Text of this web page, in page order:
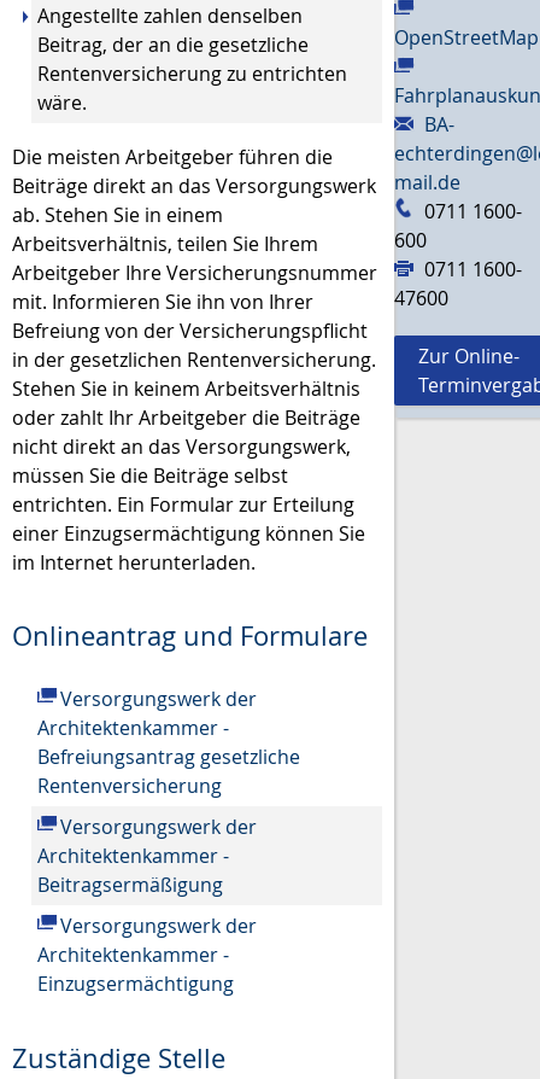
Angestellte zahlen denselben
Beitrag, der an die gesetzliche
Rentenversicherung zu entrichten
wäre.
Die meisten Arbeitgeber führen die
Beiträge direkt an das Versorgungswerk
ab. Stehen Sie in einem
Arbeitsverhältnis, teilen Sie Ihrem
Arbeitgeber Ihre Versicherungsnummer
mit. Informieren Sie ihn von Ihrer
Befreiung von der Versicherungspflicht
in der gesetzlichen Rentenversicherung.
Stehen Sie in keinem Arbeitsverhältnis
oder zahlt Ihr Arbeitgeber die Beiträge
nicht direkt an das Versorgungswerk,
müssen Sie die Beiträge selbst
entrichten. Ein Formular zur Erteilung
einer Einzugsermächtigung können Sie
im Internet herunterladen.
Onlineantrag und Formulare
Versorgungswerk der
Architektenkammer -
Befreiungsantrag gesetzliche
Rentenversicherung
Versorgungswerk der
Architektenkammer -
Beitragsermäßigung
Versorgungswerk der
Architektenkammer -
Einzugsermächtigung
Zuständige Stelle
OpenStreetMap
BA-
mail.de
0711 1600-
600
0711 1600-
47600
Zur Online-